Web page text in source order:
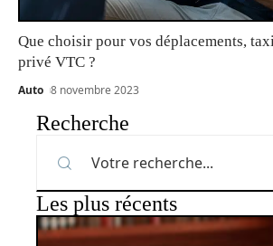
Que choisir pour vos déplacements,
privé VTC ?
Auto 8 novembre 2023
Recherche
Les plus récents